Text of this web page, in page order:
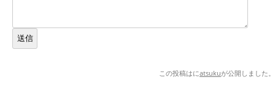
送信
この投稿はにatsukuが公開しました。